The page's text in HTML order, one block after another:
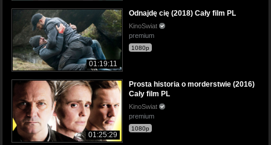
01:19:11
Odnajdę cię (2018) Cały film PL
KinoSwiat
premium
1080p
01:25:29
Prosta historia o morderstwie (2016)
Cały film PL
KinoSwiat
premium
1080p